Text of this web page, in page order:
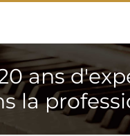
ans
la